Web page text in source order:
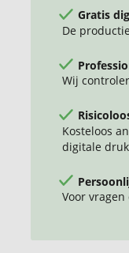
Gratis
De
Wij
Kosteloos
digitale
Voor